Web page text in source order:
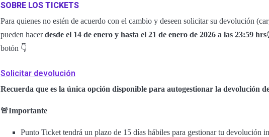
SOBRE LOS TICKETS
Para quienes no estén de acuerdo con el cambio y deseen solicitar su devolución
pueden hacerdesde el 14 de enero y hasta el 21 de enero de 2026 a las 23:59 hrs
botón 👇
Solicitar devolución
Recuerda que es la única opción disponible para autogestionar la devolución
🚨Importante
Punto Ticket tendrá un plazo de 15 días hábiles para gestionar tu devolución